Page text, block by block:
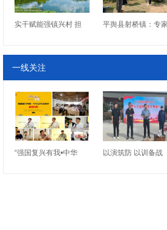
实干赋能强镇兴村 担 平舆县射桥镇：专
一线关注
“强国复兴有我•中华 以演筑防 以训备战